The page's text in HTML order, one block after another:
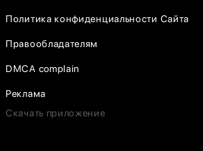
Политика конфиденциальности Сайта
Правообладателям
DMCA complain
Реклама
Скачать приложение